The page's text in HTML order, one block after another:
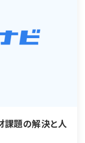
課題の解決と人